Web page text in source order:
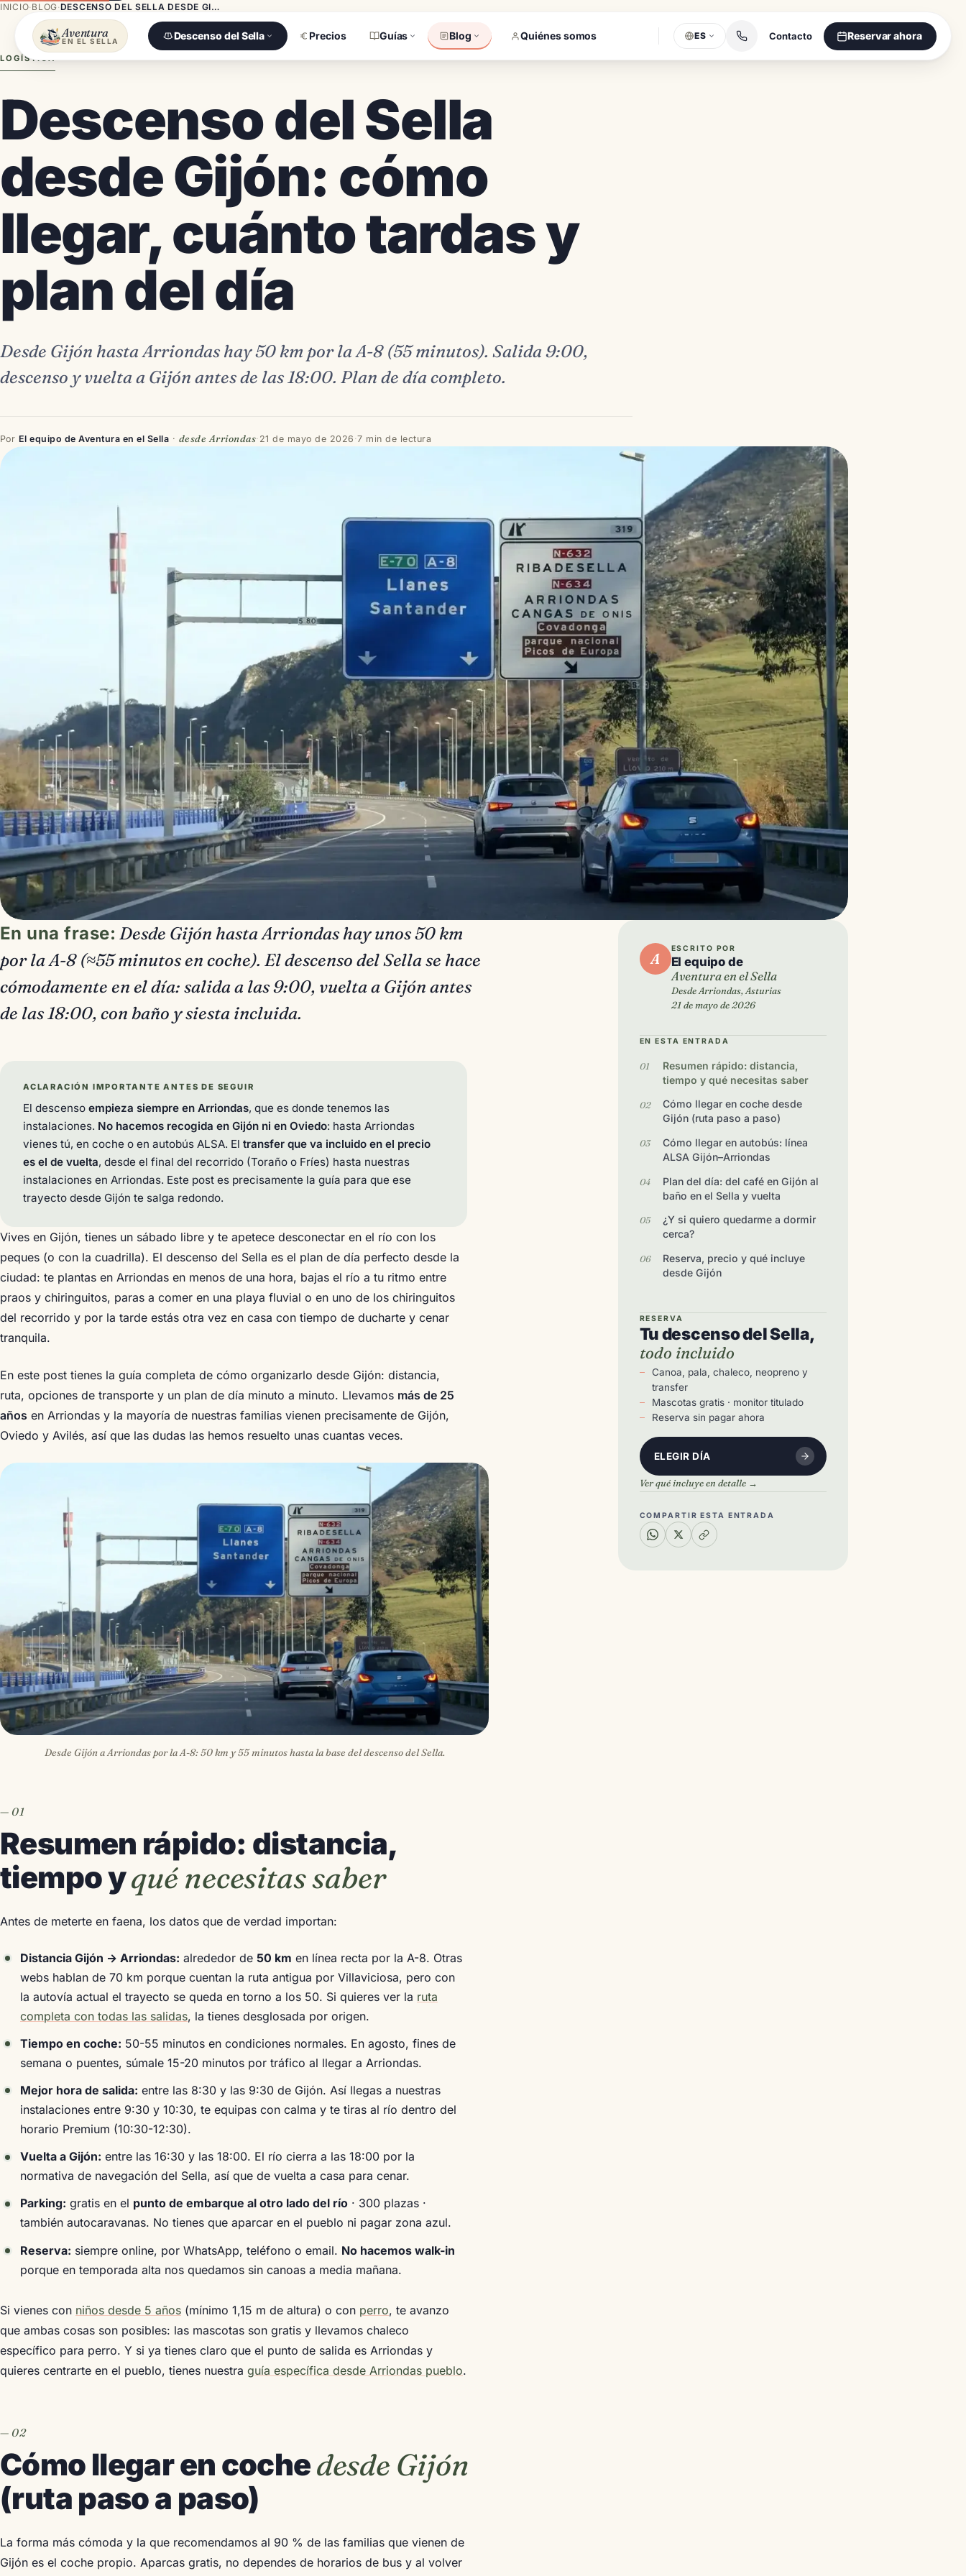
Aventura
EN EL SELLA Descenso del Sella Precios Guías Blog Quiénes somos ES Contacto Reservar ahora
INICIO· BLOG· DESCENSO DEL SELLA DESDE GIJÓN: CÓMO LLEGAR, CUÁNTO TARDAS Y PLAN DEL DÍA
LOGÍSTICA
Descenso del Sella
desde Gijón: cómo
llegar, cuánto tardas y
plan del día
Desde Gijón hasta Arriondas hay 50 km por la A-8 (55 minutos). Salida 9:00,
descenso y vuelta a Gijón antes de las 18:00. Plan de día completo.
Por El equipo de Aventura en el Sella · desde Arriondas· 21 de mayo de 2026 ·7 min de lectura
En una frase: Desde Gijón hasta Arriondas hay unos 50 km
por la A-8 (≈55 minutos en coche). El descenso del Sella se hace
cómodamente en el día: salida a las 9:00, vuelta a Gijón antes
de las 18:00, con baño y siesta incluida.
ACLARACIÓN IMPORTANTE ANTES DE SEGUIR
El descenso empieza siempre en Arriondas, que es donde tenemos las
instalaciones. No hacemos recogida en Gijón ni en Oviedo: hasta Arriondas
vienes tú, en coche o en autobús ALSA. El transfer que va incluido en el precio
es el de vuelta, desde el final del recorrido (Toraño o Fríes) hasta nuestras
instalaciones en Arriondas. Este post es precisamente la guía para que ese
trayecto desde Gijón te salga redondo.
Vives en Gijón, tienes un sábado libre y te apetece desconectar en el río con los
peques (o con la cuadrilla). El descenso del Sella es el plan de día perfecto desde la
ciudad: te plantas en Arriondas en menos de una hora, bajas el río a tu ritmo entre
praos y chiringuitos, paras a comer en una playa fluvial o en uno de los chiringuitos
del recorrido y por la tarde estás otra vez en casa con tiempo de ducharte y cenar
tranquila.
En este post tienes la guía completa de cómo organizarlo desde Gijón: distancia,
ruta, opciones de transporte y un plan de día minuto a minuto. Llevamos más de 25
años en Arriondas y la mayoría de nuestras familias vienen precisamente de Gijón,
Oviedo y Avilés, así que las dudas las hemos resuelto unas cuantas veces.
Desde Gijón a Arriondas por la A-8: 50 km y 55 minutos hasta la base del descenso del Sella.
Resumen rápido: distancia,
tiempo yqué necesitas saber
Antes de meterte en faena, los datos que de verdad importan:
Distancia Gijón → Arriondas: alrededor de 50 km en línea recta por la A-8. Otras
webs hablan de 70 km porque cuentan la ruta antigua por Villaviciosa, pero con
la autovía actual el trayecto se queda en torno a los 50. Si quieres ver la ruta
completa con todas las salidas, la tienes desglosada por origen.
Tiempo en coche: 50-55 minutos en condiciones normales. En agosto, fines de
semana o puentes, súmale 15-20 minutos por tráfico al llegar a Arriondas.
Mejor hora de salida: entre las 8:30 y las 9:30 de Gijón. Así llegas a nuestras
instalaciones entre 9:30 y 10:30, te equipas con calma y te tiras al río dentro del
horario Premium (10:30-12:30).
Vuelta a Gijón: entre las 16:30 y las 18:00. El río cierra a las 18:00 por la
normativa de navegación del Sella, así que de vuelta a casa para cenar.
Parking: gratis en el punto de embarque al otro lado del río · 300 plazas ·
también autocaravanas. No tienes que aparcar en el pueblo ni pagar zona azul.
Reserva: siempre online, por WhatsApp, teléfono o email. No hacemos walk-in
porque en temporada alta nos quedamos sin canoas a media mañana.
Si vienes con niños desde 5 años (mínimo 1,15 m de altura) o con perro, te avanzo
que ambas cosas son posibles: las mascotas son gratis y llevamos chaleco
específico para perro. Y si ya tienes claro que el punto de salida es Arriondas y
quieres centrarte en el pueblo, tienes nuestra guía específica desde Arriondas pueblo.
Cómo llegar en cochedesde Gijón
(ruta paso a paso)
La forma más cómoda y la que recomendamos al 90 % de las familias que vienen de
Gijón es el coche propio. Aparcas gratis, no dependes de horarios de bus y al volver
A
ESCRITO POR
El equipo de
Aventura en el Sella
Desde Arriondas, Asturias
21 de mayo de 2026
EN ESTA ENTRADA
Resumen rápido: distancia,
tiempo y qué necesitas saber
Cómo llegar en coche desde
Gijón (ruta paso a paso)
Cómo llegar en autobús: línea
ALSA Gijón–Arriondas
Plan del día: del café en Gijón al
baño en el Sella y vuelta
¿Y si quiero quedarme a dormir
cerca?
Reserva, precio y qué incluye
desde Gijón
RESERVA
Tu descenso del Sella,
todo incluido
Canoa, pala, chaleco, neopreno y
transfer
Mascotas gratis · monitor titulado
Reserva sin pagar ahora
ELEGIR DÍA
Ver qué incluye en detalle →
COMPARTIR ESTA ENTRADA